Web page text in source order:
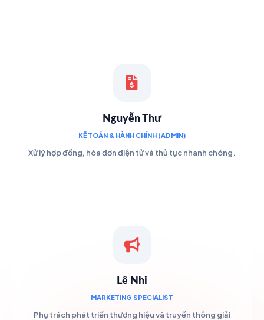
Nguyễn Thư
KẾ TOÁN & HÀNH CHÍNH (ADMIN)
Xử lý hợp đồng, hóa đơn điện tử và thủ tục nhanh chóng.
Lê Nhi
MARKETING SPECIALIST
Phụ trách phát triển thương hiệu và truyền thông giải